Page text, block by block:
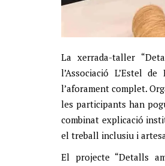
La xerrada-taller
l’Associació L’Estel
l’aforament complet.
les participants han
combinat explicació
el treball inclusiu i
El projecte “Detalls